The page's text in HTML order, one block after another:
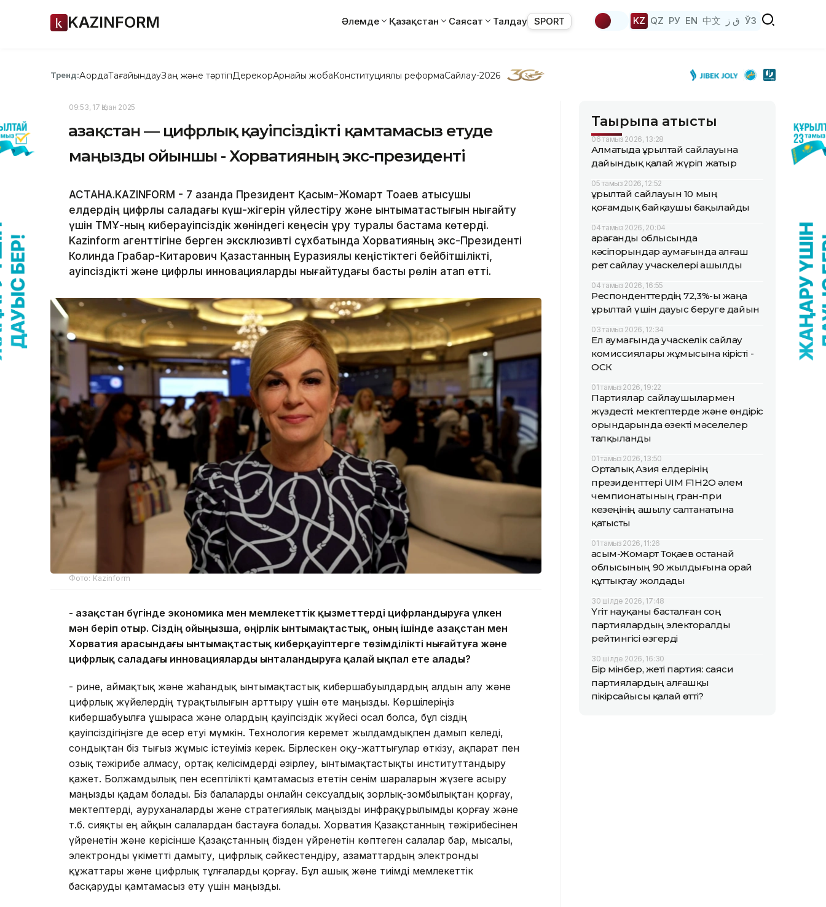
KAZINFORM Әлемде Қазақстан Саясат Талдау SPORT KZ QZ РУ EN 中文 ق ز ЎЗ
Тренд:АқордаТағайындауЗаң және тәртіпДерекқорАрнайы жобаКонституциялық реформаСайлау-2026
09:53, 17 Қазан 2025
Қазақстан — цифрлық қауіпсіздікті қамтамасыз етуде
маңызды ойыншы - Хорватияның экс-президенті
АСТАНА.KAZINFORM - 7 қазанда Президент Қасым-Жомарт Тоқаев қатысушы
елдердің цифрлық саладағы күш-жігерін үйлестіру және ынтымақтастығын нығайту
үшін ТМҰ-ның киберқауіпсіздік жөніндегі кеңесін құру туралы бастама көтерді.
Kazinform агенттігіне берген эксклюзивті сұхбатында Хорватияның экс-Президенті
Колинда Грабар-Китарович Қазақстанның Еуразиялық кеңістіктегі бейбітшілікті,
қауіпсіздікті және цифрлық инновацияларды нығайтудағы басты рөлін атап өтті.
Фото: Kazinform
- Қазақстан бүгінде экономика мен мемлекеттік қызметтерді цифрландыруға үлкен
мән беріп отыр. Сіздің ойыңызша, өңірлік ынтымақтастық, оның ішінде Қазақстан мен
Хорватия арасындағы ынтымақтастық киберқауіптерге төзімділікті нығайтуға және
цифрлық саладағы инновацияларды ынталандыруға қалай ықпал ете алады?
- Әрине, аймақтық және жаһандық ынтымақтастық кибершабуылдардың алдын алу және
цифрлық жүйелердің тұрақтылығын арттыру үшін өте маңызды. Көршілеріңіз
кибершабуылға ұшыраса және олардың қауіпсіздік жүйесі осал болса, бұл сіздің
қауіпсіздігіңізге де әсер етуі мүмкін. Технология керемет жылдамдықпен дамып келеді,
сондықтан біз тығыз жұмыс істеуіміз керек. Бірлескен оқу-жаттығулар өткізу, ақпарат пен
озық тәжірибе алмасу, ортақ келісімдерді әзірлеу, ынтымақтастықты институттандыру
қажет. Болжамдылық пен есептілікті қамтамасыз ететін сенім шараларын жүзеге асыру
маңызды қадам болады. Біз балаларды онлайн сексуалдық зорлық-зомбылықтан қорғау,
мектептерді, ауруханаларды және стратегиялық маңызды инфрақұрылымды қорғау және
т.б. сияқты ең айқын салалардан бастауға болады. Хорватия Қазақстанның тәжірибесінен
үйренетін және керісінше Қазақстанның бізден үйренетін көптеген салалар бар, мысалы,
электронды үкіметті дамыту, цифрлық сәйкестендіру, азаматтардың электронды
құжаттары және цифрлық тұлғаларды қорғау. Бұл ашық және тиімді мемлекеттік
басқаруды қамтамасыз ету үшін маңызды.
Тақырыпқа қатысты
06 тамыз 2026, 13:28
Алматыда Құрылтай сайлауына
дайындық қалай жүріп жатыр
05 тамыз 2026, 12:52
Құрылтай сайлауын 10 мың
қоғамдық байқаушы бақылайды
04 тамыз 2026, 20:04
Қарағанды облысында
кәсіпорындар аумағында алғаш
рет сайлау учаскелері ашылды
04 тамыз 2026, 16:55
Респонденттердің 72,3%-ы жаңа
Құрылтай үшін дауыс беруге дайын
03 тамыз 2026, 12:34
Ел аумағында учаскелік сайлау
комиссиялары жұмысына кірісті -
ОСК
01 тамыз 2026, 19:22
Партиялар сайлаушылармен
жүздесті: мектептерде және өндіріс
орындарында өзекті мәселелер
талқыланды
01 тамыз 2026, 13:50
Орталық Азия елдерінің
президенттері UIM F1H2O әлем
чемпионатының гран-при
кезеңінің ашылу салтанатына
қатысты
01 тамыз 2026, 11:26
Қасым-Жомарт Тоқаев Қостанай
облысының 90 жылдығына орай
құттықтау жолдады
30 шілде 2026, 17:48
Үгіт науқаны басталған соң
партиялардың электоралды
рейтингісі өзгерді
30 шілде 2026, 16:30
Бір мінбер, жеті партия: саяси
партиялардың алғашқы
пікірсайысы қалай өтті?